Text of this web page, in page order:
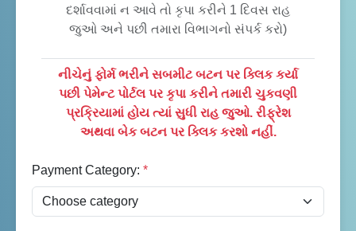
દર્શાવવામાં ન આવે તો કૃપા કરીને 1 દિવસ રાહ
જુઓ અને પછી તમારા વિભાગનો સંપર્ક કરો)
નીચેનું ફોર્મ ભરીને સબમીટ બટન પર ક્લિક કર્યા
પછી પેમેન્ટ પોર્ટલ પર કૃપા કરીને તમારી ચુકવણી
પ્રક્રિયામાં હોય ત્યાં સુધી રાહ જુઓ. રીફ્રેશ
અથવા બેક બટન પર ક્લિક કરશો નહીં.
Payment Category: *